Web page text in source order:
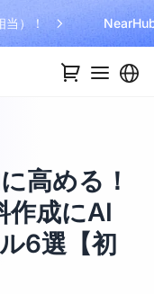
）！
高める！
作成にAI
6選【初